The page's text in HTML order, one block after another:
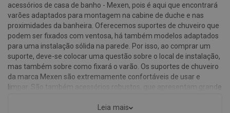
acessórios de casa de banho - Mexen, pois é aqui que encontrará
varões adaptados para montagem na cabine de duche e nas
proximidades da banheira. Oferecemos suportes de chuveiro que
podem ser fixados com ventosa, há também modelos adaptados
para uma instalação sólida na parede. Por isso, ao comprar um
suporte, deve-se colocar uma questão sobre o local de instalação,
mas também sobre como fixará o varão. Os suportes de chuveiro
da marca Mexen são extremamente confortáveis de usar e
limpar. São também acessórios robustos, que apresentam grande
importante o material de que são feitos, pois é ele que influencia a
Leia mais